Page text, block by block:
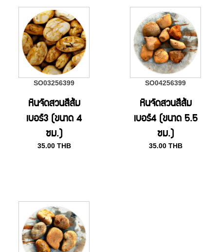
SO03256399
หินจัดสวนสีส้ม
เบอร์3 (ขนาด 4
ซม.)
35.00 THB
SO04256399
หินจัดสวนสีส้ม
เบอร์4 (ขนาด 5.5
ซม.)
35.00 THB